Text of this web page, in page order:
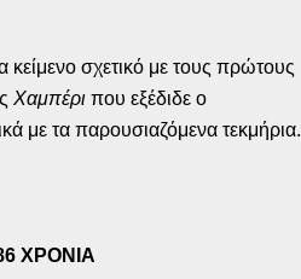
σχετικό με τους πρώτους
Χαμπέρι που εξέδιδε ο
με τα παρουσιαζόμενα τεκμήρια.
ΧΡΟΝΙΑ